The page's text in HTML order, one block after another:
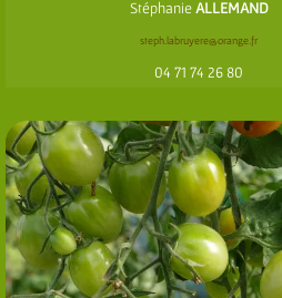
StéphanieALLEMAND
steph.labruyere@orange.fr
04 71 74 26 80